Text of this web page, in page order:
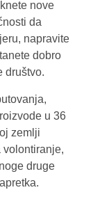
nove
da
napravite
dobro
društvo.
u 36
zemlji
volontiranje,
druge